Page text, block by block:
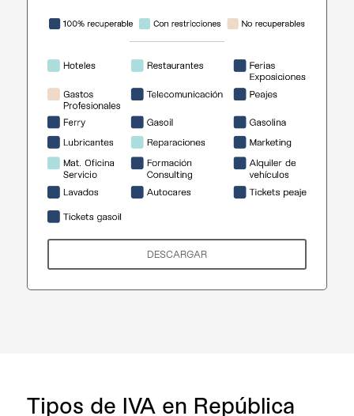
DESCARGAR
Tipos de IVA en República